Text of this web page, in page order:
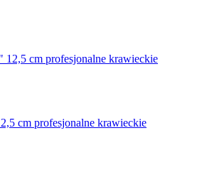
cm profesjonalne krawieckie